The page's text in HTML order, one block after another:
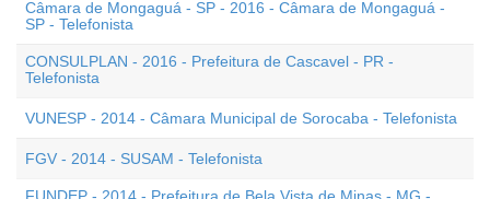
Câmara de Mongaguá - SP - 2016 - Câmara de Mongaguá -
SP - Telefonista
CONSULPLAN - 2016 - Prefeitura de Cascavel - PR -
Telefonista
VUNESP - 2014 - Câmara Municipal de Sorocaba - Telefonista
FGV - 2014 - SUSAM - Telefonista